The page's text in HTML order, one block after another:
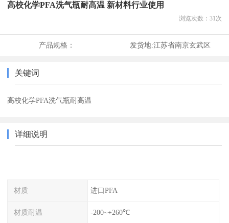
高校化学PFA洗气瓶耐高温 新材料行业使用
浏览次数： 31次
产品规格： 发货地:江苏省南京玄武区
关键词
高校化学PFA洗气瓶耐高温
详细说明
材质 进口PFA
材质耐温 -200~+260℃